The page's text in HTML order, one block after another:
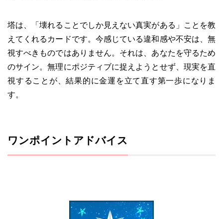
塔は、「壊れることでしか見えない真実がある」ことを教
えてくれるカードです。今感じている違和感や不安は、無
視すべきものではありません。それは、あなたを守るため
のサイン。無理にポジティブに捉えようとせず、現実を直
視することが、結果的に金運を立て直す第一歩になりま
す。
ワンポイントアドバイス